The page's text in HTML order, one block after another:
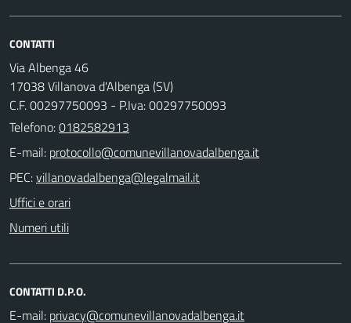
CONTATTI
Via Albenga 46
17038 Villanova d'Albenga (SV)
C.F. 00297750093 - P.Iva: 00297750093
Telefono:0182582913
E-mail:
PEC:
Uffici e orari
Numeri utili
CONTATTI D.P.O.
E-mail: